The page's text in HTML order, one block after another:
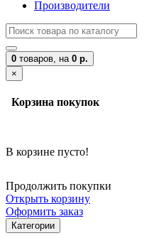
Производители
0 товаров, на 0 р.
×
Корзина покупок
В корзине пусто!
Продолжить покупки
Открыть корзину
Оформить заказ
Категории